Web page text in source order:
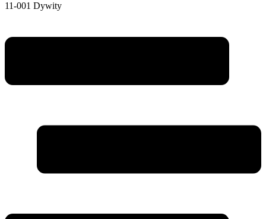
11-001 Dywity